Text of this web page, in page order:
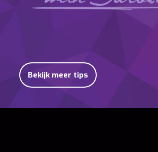
Bekijk meer tips